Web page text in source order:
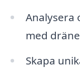
Analysera
med
Skapa